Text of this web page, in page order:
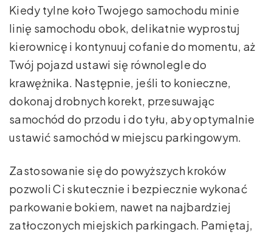
Kiedy tylne koło Twojego samochodu minie
linię samochodu obok, delikatnie wyprostuj
kierownicę i kontynuuj cofanie do momentu, aż
Twój pojazd ustawi się równolegle do
krawężnika. Następnie, jeśli to konieczne,
dokonaj drobnych korekt, przesuwając
samochód do przodu i do tyłu, aby optymalnie
ustawić samochód w miejscu parkingowym.
Zastosowanie się do powyższych kroków
pozwoli Ci skutecznie i bezpiecznie wykonać
parkowanie bokiem, nawet na najbardziej
zatłoczonych miejskich parkingach. Pamiętaj,